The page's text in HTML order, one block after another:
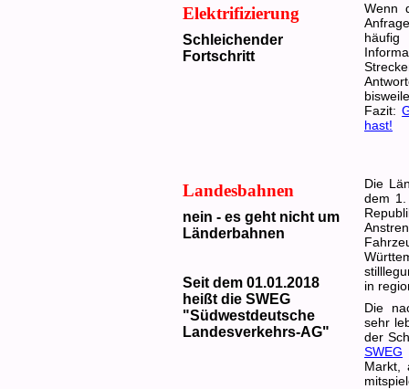
Elektrifizierung
Schleichender
Fortschritt
Wenn
häufig
Fazit:
hast!
Landesbahnen
nein - es geht nicht um
Länderbahnen
Seit dem 01.01.2018
heißt die SWEG
"Südwestdeutsche
Landesverkehrs-AG"
Die
dem
in
Die
sehr
der
SWEG
Markt,